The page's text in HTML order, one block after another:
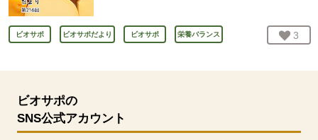
ビオサポ ビオサポだより ビオサポ 栄養バランス お気
3
ビオサポの
SNS公式アカウント